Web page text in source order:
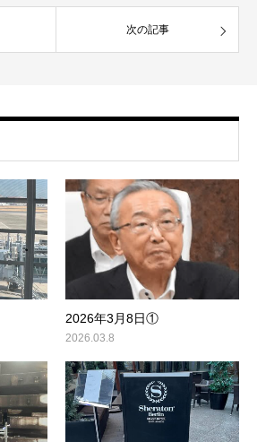
次の記事
2026年3月8日①
2026.03.8